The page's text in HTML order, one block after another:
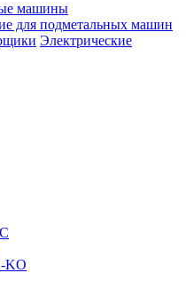
машины
для подметальных машин
Электрические
KO